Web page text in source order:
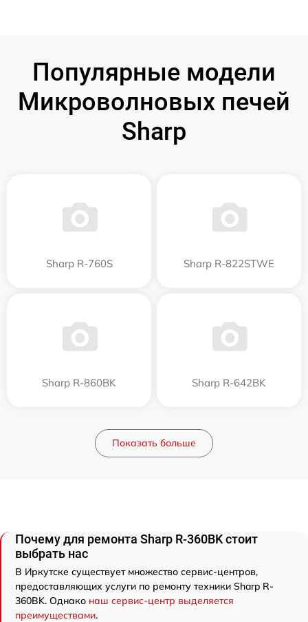
Популярные модели
Микроволновых печей
Sharp
Sharp R-760S Sharp R-822STWE
Sharp R-860BK Sharp R-642BK
Показать больше
Почему для ремонта Sharp R-360BK стоит
выбрать нас
В Иркутске существует множество сервис-центров,
предоставляющих услуги по ремонту техники Sharp R-
360BK. Однако наш сервис-центр выделяется
преимуществами.